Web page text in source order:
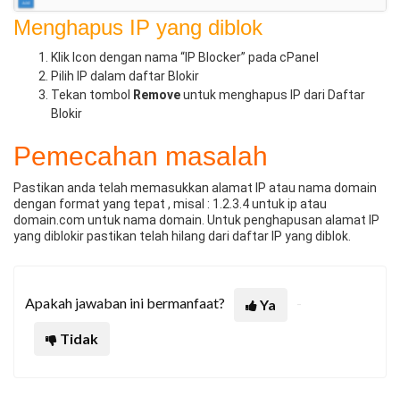
Menghapus IP yang diblok
Klik Icon dengan nama “IP Blocker” pada cPanel
Pilih IP dalam daftar Blokir
Tekan tombol
Removeuntuk menghapus IP dari Daftar
Blokir
Pemecahan masalah
Pastikan anda telah memasukkan alamat IP atau nama domain
dengan format yang tepat , misal : 1.2.3.4 untuk ip atau
domain.com untuk nama domain. Untuk penghapusan alamat IP
yang diblokir pastikan telah hilang dari daftar IP yang diblok.
Apakah jawaban ini bermanfaat?
Ya
Tidak